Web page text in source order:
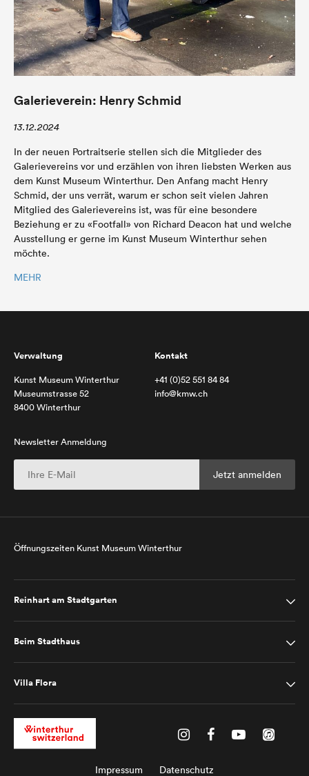
Galerieverein: Henry Schmid
13.12.2024
In der neuen Portraitserie stellen sich die Mitglieder des
Galerievereins vor und erzählen von ihren liebsten Werken aus
dem Kunst Museum Winterthur. Den Anfang macht Henry
Schmid, der uns verrät, warum er schon seit vielen Jahren
Mitglied des Galerievereins ist, was für eine besondere
Beziehung er zu «Footfall» von Richard Deacon hat und welche
Ausstellung er gerne im Kunst Museum Winterthur sehen
möchte.
MEHR
Verwaltung
Kunst Museum Winterthur
Museumstrasse 52
8400 Winterthur
Kontakt
+41 (0)52 551 84 84
info@kmw.ch
Newsletter Anmeldung
Öffnungszeiten Kunst Museum Winterthur
Reinhart am Stadtgarten
Beim Stadthaus
Villa Flora
Impressum Datenschutz